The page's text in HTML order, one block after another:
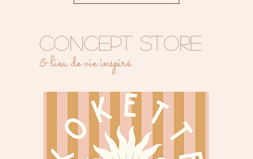
CONCEPT STORE
& lieu de vie inspiré